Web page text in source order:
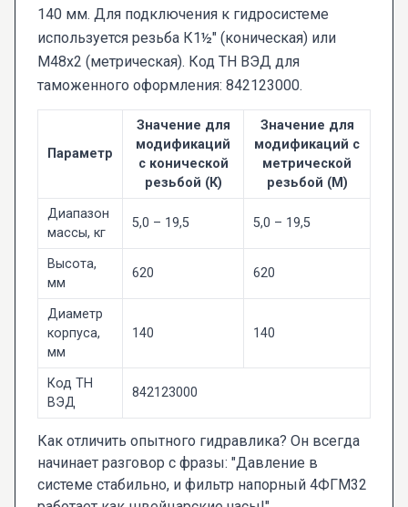
140 мм. Для подключения к гидросистеме
используется резьба К1½" (коническая) или
М48х2 (метрическая). Код ТН ВЭД для
таможенного оформления: 842123000.
Параметр
Значение для
модификаций
с конической
резьбой (К)
Значение для
модификаций с
метрической
резьбой (М)
Диапазон
массы, кг
5,0 – 19,5 5,0 – 19,5
Высота,
мм
620 620
Диаметр
корпуса,
мм
140 140
Код ТН
ВЭД
842123000
Как отличить опытного гидравлика? Он всегда
начинает разговор с фразы: "Давление в
системе стабильно, и фильтр напорный 4ФГМ32